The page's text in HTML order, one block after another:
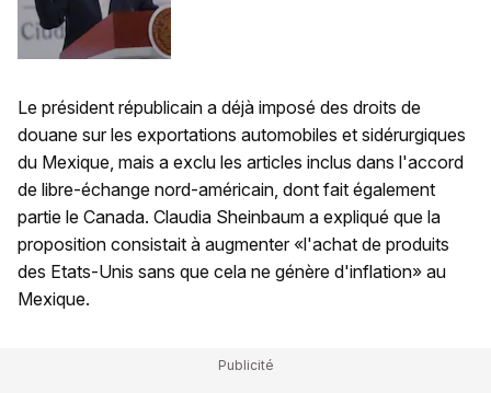
Le président républicain a déjà imposé des droits de
douane sur les exportations automobiles et sidérurgiques
du Mexique, mais a exclu les articles inclus dans l'accord
de libre-échange nord-américain, dont fait également
partie le Canada. Claudia Sheinbaum a expliqué que la
proposition consistait à augmenter «l'achat de produits
des Etats-Unis sans que cela ne génère d'inflation» au
Mexique.